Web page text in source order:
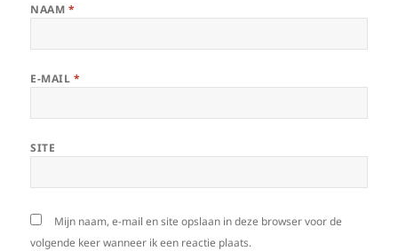
NAAM *
E-MAIL *
SITE
Mijn naam, e-mail en site opslaan in deze browser voor de
volgende keer wanneer ik een reactie plaats.